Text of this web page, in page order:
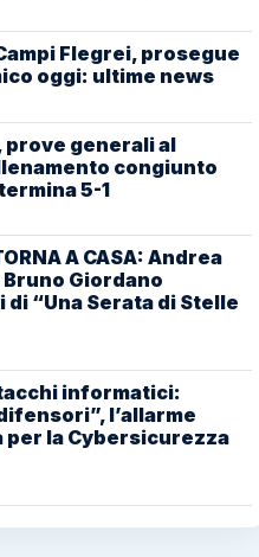
Flegrei, prosegue
oggi: ultime news
prove generali al
congiunto
5-1
A CASA: Andrea
Giordano
“Una Serata di Stelle
informatici:
l’allarme
per la Cybersicurezza